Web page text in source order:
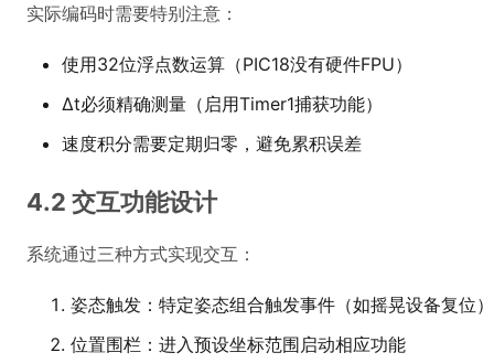
实际编码时需要特别注意：
使用32位浮点数运算（PIC18没有硬件FPU）
Δt必须精确测量（启用Timer1捕获功能）
速度积分需要定期归零，避免累积误差
4.2 交互功能设计
系统通过三种方式实现交互：
姿态触发：特定姿态组合触发事件（如摇晃设备复位）
位置围栏：进入预设坐标范围启动相应功能